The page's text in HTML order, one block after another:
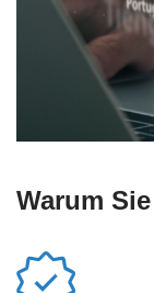
Warum